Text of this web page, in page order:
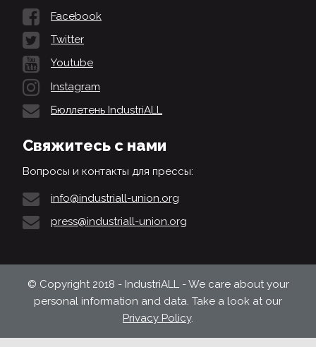
Facebook
Twitter
Youtube
Instagram
Бюллетень IndustriALL
Свяжитесь с нами
Вопросы и контакты для прессы:
info@industriall-union.org
press@industriall-union.org
© Copyright 2018 - IndustriALL - We care about your
personal information and data. Take a look at our
Privacy Policy.